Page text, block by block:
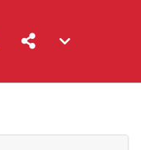
toggle